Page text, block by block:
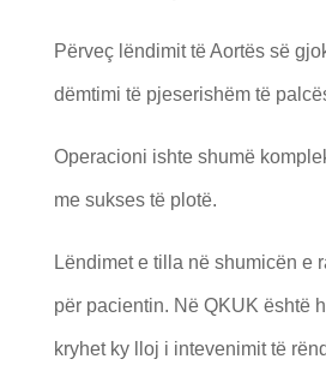
Përveç lëndimit të Aortës së
dëmtimi të pjeserishëm të
Operacioni ishte shumë
me sukses të plotë.
Lëndimet e tilla në shumicën e
për pacientin. Në QKUK është
kryhet ky lloj i intevenimit të